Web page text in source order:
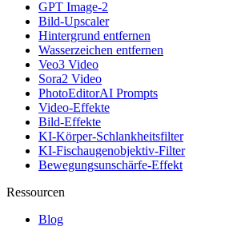
GPT Image-2
Bild-Upscaler
Hintergrund entfernen
Wasserzeichen entfernen
Veo3 Video
Sora2 Video
PhotoEditorAI Prompts
Video-Effekte
Bild-Effekte
KI-Körper-Schlankheitsfilter
KI-Fischaugenobjektiv-Filter
Bewegungsunschärfe-Effekt
Ressourcen
Blog